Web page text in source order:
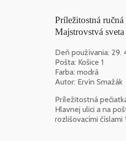
Príležitostná ručná
Majstrovstvá
Deň používania: 29.
Pošta: Košice 1
Farba: modrá
Autor: Ervín Smažák
Príležitostná
Hlavnej ulici a na
rozlišovacími číslami